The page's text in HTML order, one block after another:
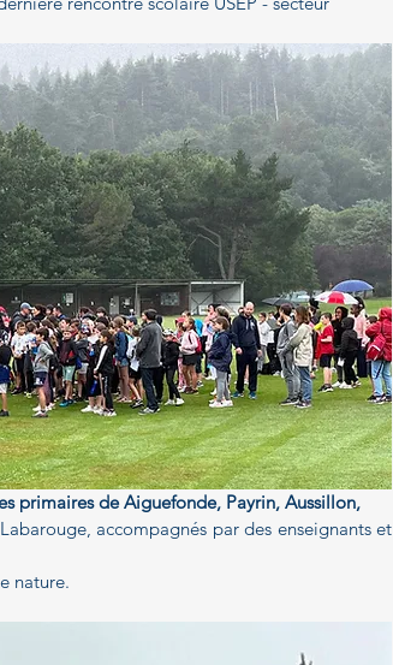
primaires de Aiguefonde, Payrin, Aussillon,
accompagnés par des enseignants et
nature.